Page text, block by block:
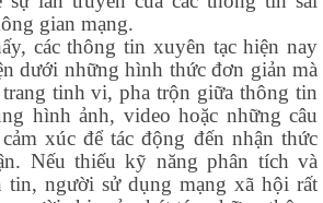
gian mạng.
các thông tin xuyên tạc hiện nay
dưới những hình thức đơn giản mà
tinh vi, pha trộn giữa thông tin
hình ảnh, video hoặc những câu
xúc để tác động đến nhận thức
Nếu thiếu kỹ năng phân tích và
tin, người sử dụng mạng xã hội rất